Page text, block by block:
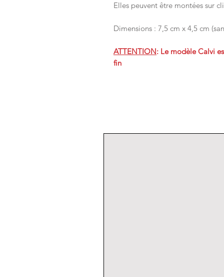
Elles peuvent être montées sur
Dimensions : 7,5 cm x 4,5 cm
ATTENTION: Le modèle Calvi
fin